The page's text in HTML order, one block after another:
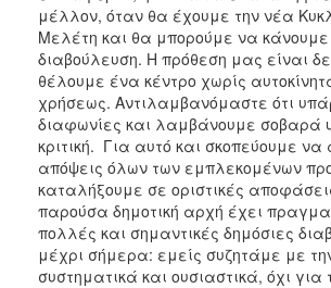
μέλλον, όταν θα έχουμε την νέα
Μελέτη και θα μπορούμε να κάνουμε
διαβούλευση. Η πρόθεση μας είναι
θέλουμε ένα κέντρο χωρίς
χρήσεως. Αντιλαμβανόμαστε ότι
διαφωνίες και λαμβάνουμε σοβαρά
κριτική. Για αυτό και σκοπεύουμε να
απόψεις όλων των εμπλεκομένων
καταλήξουμε σε οριστικές
παρούσα δημοτική αρχή έχει
πολλές και σημαντικές δημόσιες
μέχρι σήμερα: εμείς συζητάμε με
συστηματικά και ουσιαστικά, όχι για